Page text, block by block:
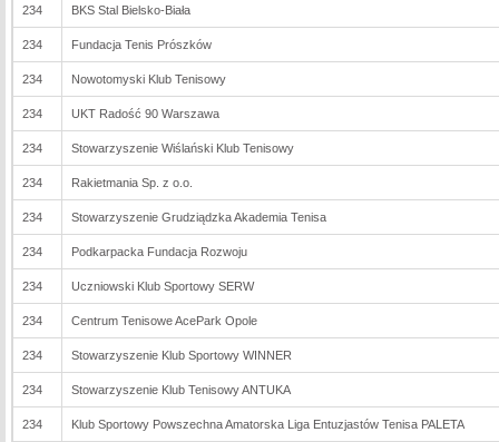
234 BKS Stal Bielsko-Biała
234 Fundacja Tenis Prószków
234 Nowotomyski Klub Tenisowy
234 UKT Radość 90 Warszawa
234 Stowarzyszenie Wiślański Klub Tenisowy
234 Rakietmania Sp. z o.o.
234 Stowarzyszenie Grudziądzka Akademia Tenisa
234 Podkarpacka Fundacja Rozwoju
234 Uczniowski Klub Sportowy SERW
234 Centrum Tenisowe AcePark Opole
234 Stowarzyszenie Klub Sportowy WINNER
234 Stowarzyszenie Klub Tenisowy ANTUKA
234 Klub Sportowy Powszechna Amatorska Liga Entuzjastów Tenisa PALETA